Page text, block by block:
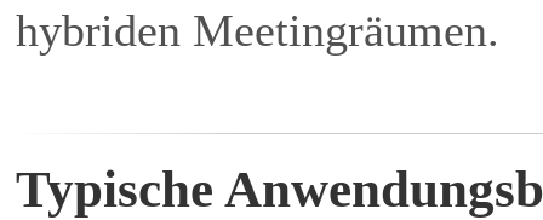
hybriden Meetingräumen.
Typische